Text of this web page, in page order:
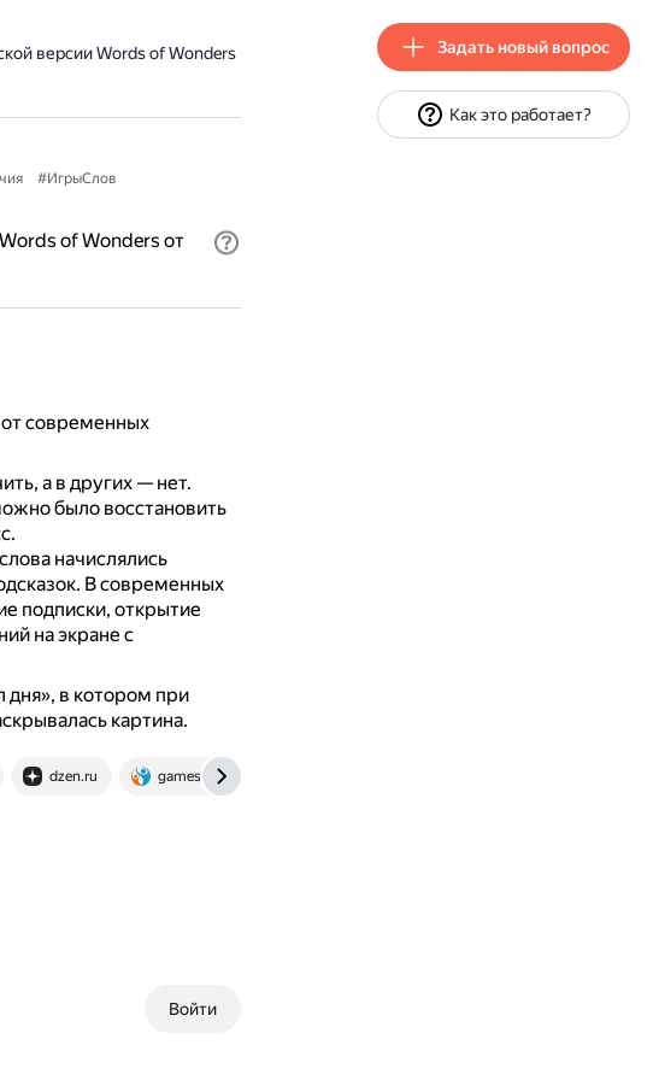
версии Words of Wonders
#ИгрыСлов
of Wonders от
современных
а в других — нет.
было восстановить
начислялись
В современных
подписки, открытие
на экране с
дня», в котором при
картина.
dzen.ru games.mydiv.net
Войти
Задать новый вопрос
Как это работает?